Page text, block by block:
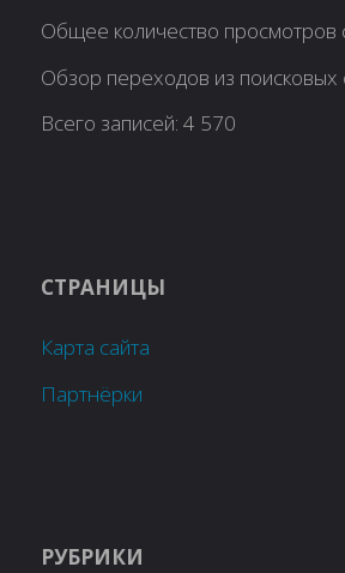
Общее количество просмотров
Обзор переходов из поисковых
Всего записей:4 570
СТРАНИЦЫ
Карта сайта
Партнёрки
РУБРИКИ